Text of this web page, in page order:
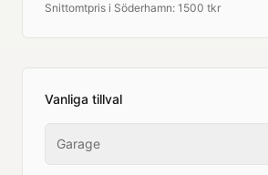
Snittomtpris i Söderhamn: 1500 tkr
Vanliga tillval
Garage